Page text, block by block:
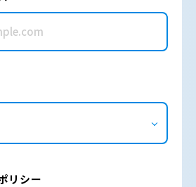
リシー